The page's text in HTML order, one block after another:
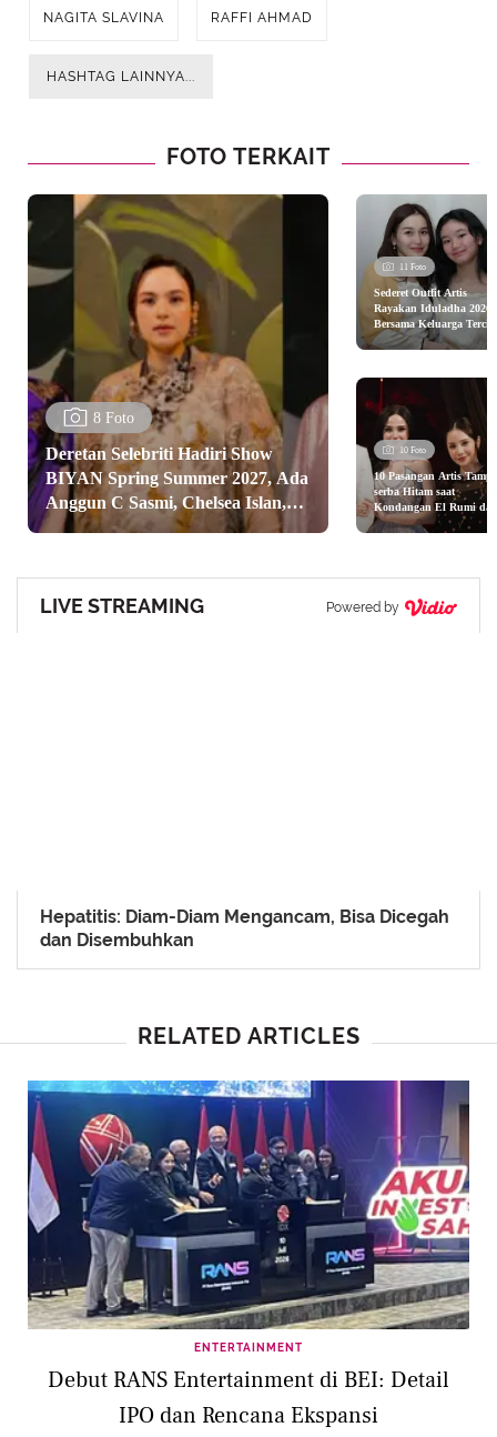
Advertisement
NAGITA SLAVINA RAFFI AHMAD
HASHTAG LAINNYA...
FOTO TERKAIT
8 Foto
Deretan Selebriti Hadiri Show
BIYAN Spring Summer 2027, Ada
Anggun C Sasmi, Chelsea Islan,
dan Nagita Slavina
11 Foto
Sederet Outfit Artis
Rayakan Iduladha 2026
Bersama Keluarga
dari Ayu Ting Ting,
10 Foto
10 Pasangan Artis
serba Hitam saat
Kondangan El Rumi dan
Syifa Hadju dari Nagita
LIVE STREAMING Powered by
Hepatitis: Diam-Diam Mengancam, Bisa Dicegah
dan Disembuhkan
RELATED ARTICLES
ENTERTAINMENT
Debut RANS Entertainment di BEI: Detail
IPO dan Rencana Ekspansi